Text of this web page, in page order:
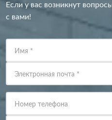
Если у вас возникнут
с вами!
Имя *
Электронная почта *
Номер телефона